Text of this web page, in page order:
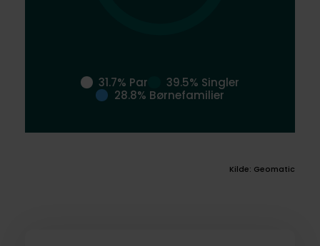
31.7% Par
39.5% Singler
28.8% Børnefamilier
Kilde: Geomatic